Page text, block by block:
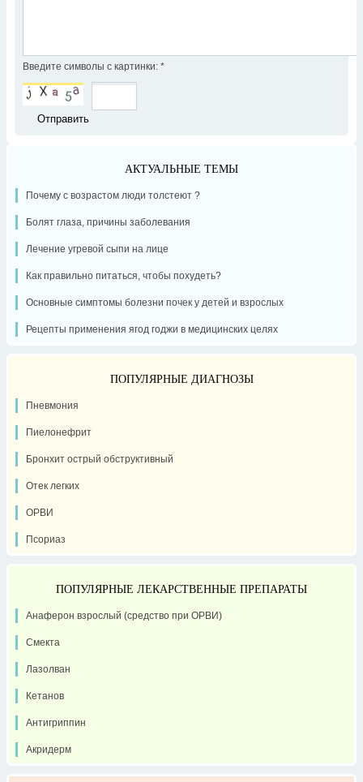
Введите символы с картинки: *
АКТУАЛЬНЫЕ ТЕМЫ
Почему с возрастом люди толстеют ?
Болят глаза, причины заболевания
Лечение угревой сыпи на лице
Как правильно питаться, чтобы похудеть?
Основные симптомы болезни почек у детей и взрослых
Рецепты применения ягод годжи в медицинских целях
ПОПУЛЯРНЫЕ ДИАГНОЗЫ
Пневмония
Пиелонефрит
Бронхит острый обструктивный
Отек легких
ОРВИ
Псориаз
ПОПУЛЯРНЫЕ ЛЕКАРСТВЕННЫЕ ПРЕПАРАТЫ
Анаферон взрослый (средство при ОРВИ)
Смекта
Лазолван
Кетанов
Антигриппин
Акридерм